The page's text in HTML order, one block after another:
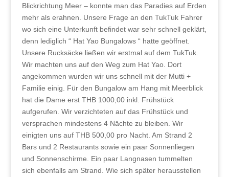
Blickrichtung Meer – konnte man das Paradies auf Erden
mehr als erahnen. Unsere Frage an den TukTuk Fahrer
wo sich eine Unterkunft befindet war sehr schnell geklärt,
denn lediglich “ Hat Yao Bungalows “ hatte geöffnet.
Unsere Rucksäcke ließen wir erstmal auf dem TukTuk.
Wir machten uns auf den Weg zum Hat Yao. Dort
angekommen wurden wir uns schnell mit der Mutti +
Familie einig. Für den Bungalow am Hang mit Meerblick
hat die Dame erst THB 1000,00 inkl. Frühstück
aufgerufen. Wir verzichteten auf das Frühstück und
versprachen mindestens 4 Nächte zu bleiben. Wir
einigten uns auf THB 500,00 pro Nacht. Am Strand 2
Bars und 2 Restaurants sowie ein paar Sonnenliegen
und Sonnenschirme. Ein paar Langnasen tummelten
sich ebenfalls am Strand. Wie sich später herausstellen